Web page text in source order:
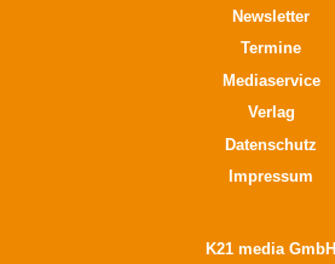
Newsletter
Termine
Mediaservice
Verlag
Datenschutz
Impressum
K21 media GmbH